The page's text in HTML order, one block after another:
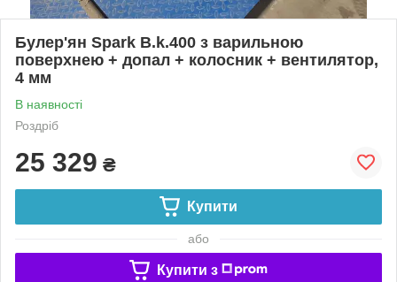
Булер'ян Spark B.k.400 з варильною
поверхнею + допал + колосник + вентилятор,
4 мм
В наявності
Роздріб
25 329 ₴
Купити
або
Купити з